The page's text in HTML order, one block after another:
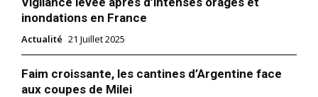
inondations en France
Actualité 21 Juillet 2025
Faim croissante, les cantines d’Argentine face
aux coupes de Milei